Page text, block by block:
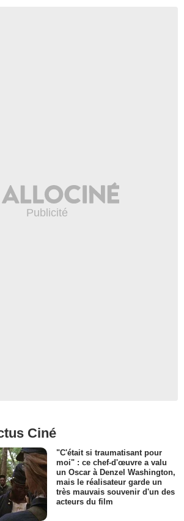
Ciné
"C'était si traumatisant pour
moi" : ce chef-d'œuvre a valu
un Oscar à Denzel Washington,
mais le réalisateur garde un
très mauvais souvenir d'un des
acteurs du film